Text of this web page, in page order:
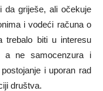
da griješe, ali očekuje
i vodeći računa o
trebalo biti u interesu
a ne samocenzura i
i uporan rad
društva.